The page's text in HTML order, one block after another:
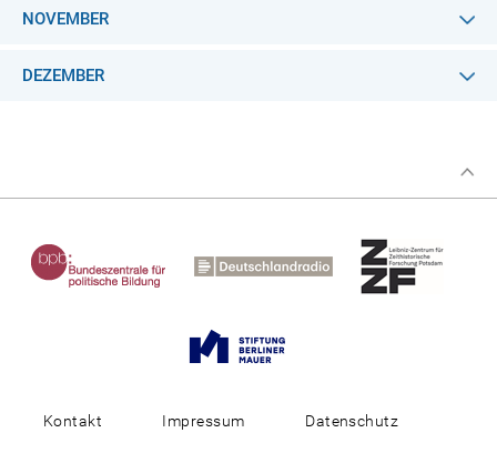
NOVEMBER
DEZEMBER
Kontakt Impressum Datenschutz